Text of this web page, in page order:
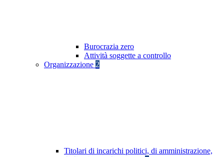
Burocrazia zero
Attività soggette a controllo
Organizzazione 2
Titolari di incarichi politici, di amministrazione,